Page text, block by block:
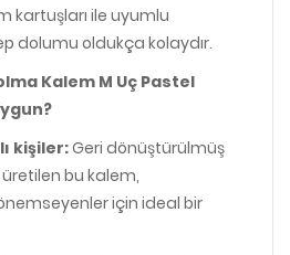
ile uyumlu
dolumu oldukça kolaydır.
Kalem M Uç Pastel
kişiler:Geri dönüştürülmüş
bu kalem,
için ideal bir